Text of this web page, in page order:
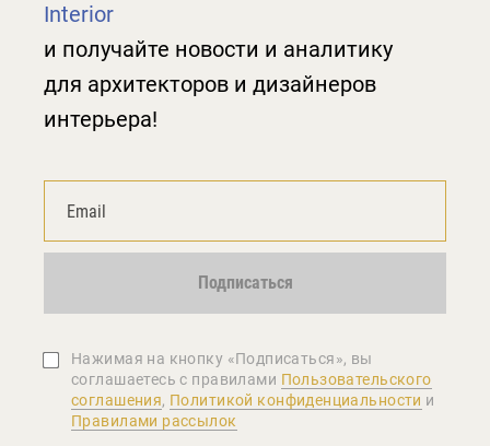
Interior
и получайте новости и аналитику
для архитекторов и дизайнеров
интерьера!
Подписаться
Нажимая на кнопку «Подписаться», вы
соглашаетеcь с правилами Пользовательского
соглашения, Политикой конфиденциальности и
Правилами рассылок